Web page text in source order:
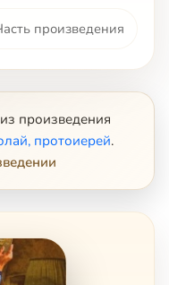
произведения
произведения
протоиерей.